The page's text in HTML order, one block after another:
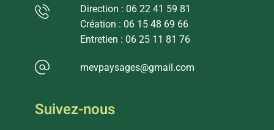
Direction : 06 22 41 59 81
Création : 06 15 48 69 66
Entretien : 06 25 11 81 76
mevpaysages@gmail.com
Suivez-nous